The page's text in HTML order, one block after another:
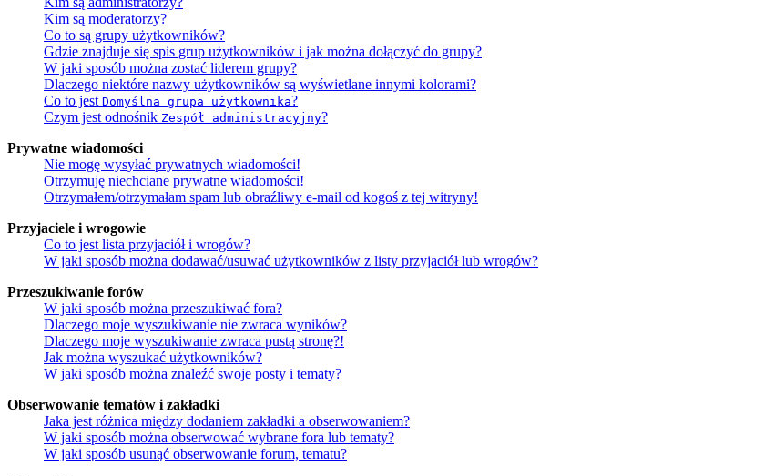
Kim są moderatorzy?
Co to są grupy użytkowników?
Gdzie znajduje się spis grup użytkowników i jak można dołączyć do grupy?
W jaki sposób można zostać liderem grupy?
Dlaczego niektóre nazwy użytkowników są wyświetlane innymi kolorami?
Co to jest Domyślna grupa użytkownika?
Czym jest odnośnik Zespół administracyjny?
Prywatne wiadomości
Nie mogę wysyłać prywatnych wiadomości!
Otrzymuję niechciane prywatne wiadomości!
Otrzymałem/otrzymałam spam lub obraźliwy e-mail od kogoś z tej witryny!
Przyjaciele i wrogowie
Co to jest lista przyjaciół i wrogów?
W jaki sposób można dodawać/usuwać użytkowników z listy przyjaciół lub wrogów?
Przeszukiwanie forów
W jaki sposób można przeszukiwać fora?
Dlaczego moje wyszukiwanie nie zwraca wyników?
Dlaczego moje wyszukiwanie zwraca pustą stronę?!
Jak można wyszukać użytkowników?
W jaki sposób można znaleźć swoje posty i tematy?
Obserwowanie tematów i zakładki
Jaka jest różnica między dodaniem zakładki a obserwowaniem?
W jaki sposób można obserwować wybrane fora lub tematy?
W jaki sposób usunąć obserwowanie forum, tematu?